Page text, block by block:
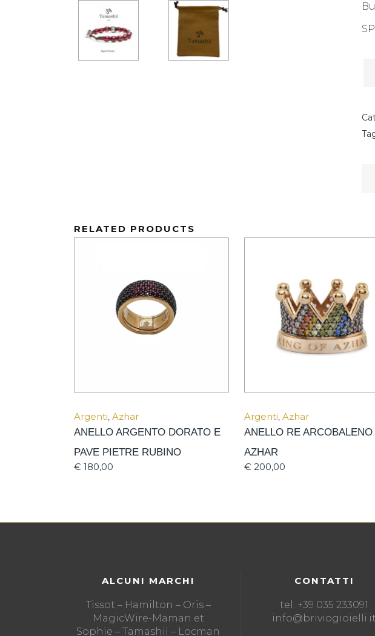
RELATED PRODUCTS
Argenti, Azhar
ANELLO ARGENTO DORATO E
PAVE PIETRE RUBINO
€ 180,00
Argenti,Azhar
ANELLO RE ARCOBALENO
AZHAR
€ 200,00
ALCUNI MARCHI
Tissot – Hamilton – Oris –
MagicWire-Maman et
Sophie – Tamashii – Locman
CONTATTI
tel. +39 035 233091
info@briviogioielli.it